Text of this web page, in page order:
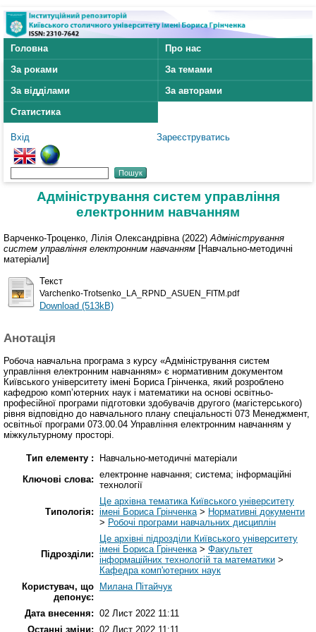
Головна
Про нас
За роками
За темами
За відділами
За авторами
Статистика
Вхід Зареєструватись
Адміністрування систем управління
електронним навчанням
Варченко-Троценко, Лілія Олександрівна (2022) Адміністрування
систем управління електронним навчанням [Навчально-методичні
матеріали]
Текст
Varchenko-Trotsenko_LA_RPND_ASUEN_FITM.pdf
Download (513kB)
Анотація
Робоча навчальна програма з курсу «Адміністрування систем
управління електронним навчанням» є нормативним документом
Київського університету імені Бориса Грінченка, який розроблено
кафедрою комп’ютерних наук і математики на основі освітньо-
професійної програми підготовки здобувачів другого (магістерського)
рівня відповідно до навчального плану спеціальності 073 Менеджмент,
освітньої програми 073.00.04 Управління електронним навчанням у
міжкультурному просторі.
Тип елементу :
Навчально-методичні матеріали
Ключові слова: електронне навчання; система; інформаційні
технології
Типологія:
Це архівна тематика Київського університету
імені Бориса Грінченка> Нормативні документи
> Робочі програми навчальних дисциплін
Підрозділи:
Це архівні підрозділи Київського університету
імені Бориса Грінченка> Факультет
інформаційних технологій та математики >
Кафедра комп'ютерних наук
Користувач, що
депонує:
Милана Пітайчук
Дата внесення: 02 Лист 2022 11:11
Останні зміни: 02 Лист 2022 11:11